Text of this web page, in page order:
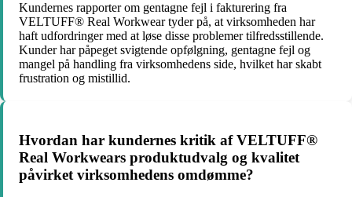
Kundernes rapporter om gentagne fejl i fakturering fra
VELTUFF® Real Workwear tyder på, at virksomheden har
haft udfordringer med at løse disse problemer tilfredsstillende.
Kunder har påpeget svigtende opfølgning, gentagne fejl og
mangel på handling fra virksomhedens side, hvilket har skabt
frustration og mistillid.
Hvordan har kundernes kritik af VELTUFF®
Real Workwears produktudvalg og kvalitet
påvirket virksomhedens omdømme?